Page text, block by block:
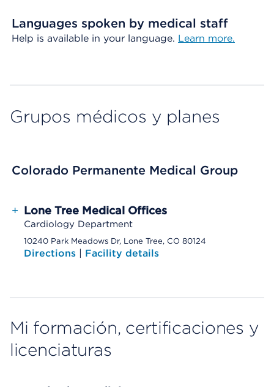
Languages spoken by medical staff
Help is available in your language. Learn more.
Grupos médicos y planes
Colorado Permanente Medical Group
+ Lone Tree Medical Offices
Cardiology Department
10240 Park Meadows Dr, Lone Tree, CO 80124
Directions | Facility details
Mi formación, certificaciones y
licenciaturas